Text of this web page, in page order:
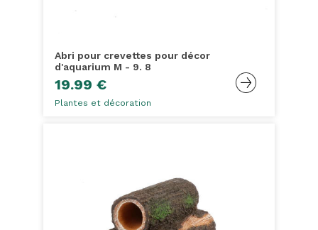
Abri pour crevettes pour décor
d'aquarium M - 9. 8
19.99 €
Plantes et décoration